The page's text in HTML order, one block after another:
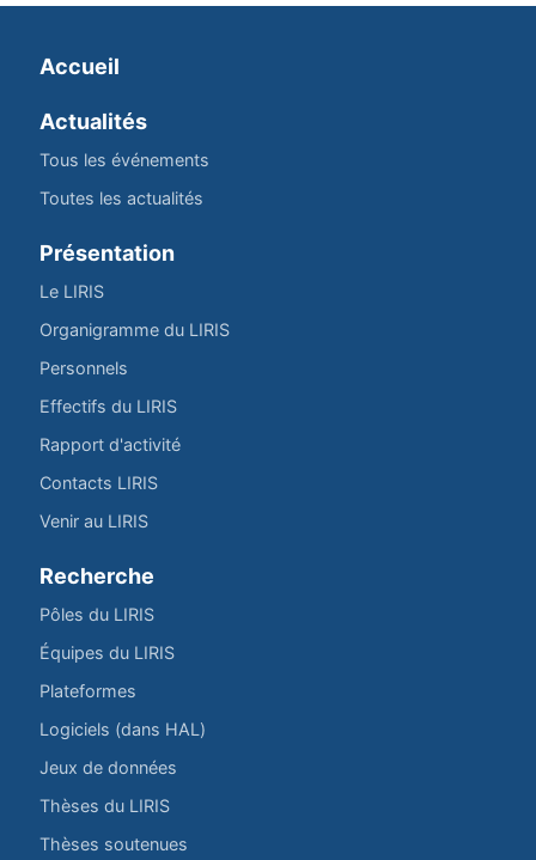
Accueil
Actualités
Tous les événements
Toutes les actualités
Présentation
Le LIRIS
Organigramme du LIRIS
Personnels
Effectifs du LIRIS
Rapport d'activité
Contacts LIRIS
Venir au LIRIS
Recherche
Pôles du LIRIS
Équipes du LIRIS
Plateformes
Logiciels (dans HAL)
Jeux de données
Thèses du LIRIS
Thèses soutenues